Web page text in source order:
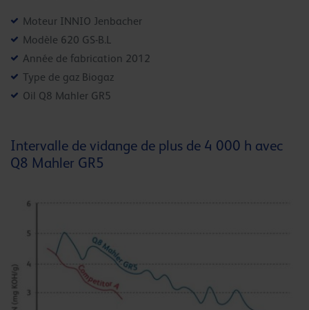
Moteur INNIO Jenbacher
Modèle 620 GS-B.L
Année de fabrication 2012
Type de gaz Biogaz
Oil Q8 Mahler GR5
Intervalle de vidange de plus de 4 000 h avec
Q8 Mahler GR5